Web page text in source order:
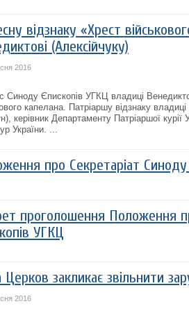
відзнаку «Хрест
(Алексійчуку)
2016
Синоду Єпископів УГКЦ владиці
капелана. Патріаршу відзнаку
керівник Департаменту Патріаршої
України. ...
про Секретаріат
проголошення Положення
УГКЦ
Церков закликає звільнити
2016